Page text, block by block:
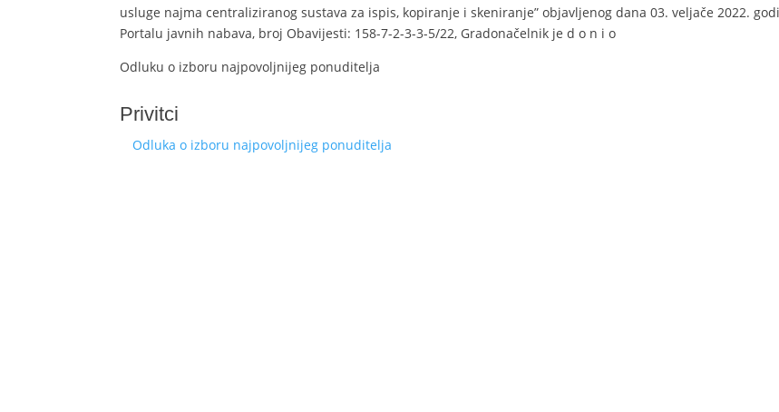
usluge najma centraliziranog sustava za ispis, kopiranje i skeniranje” objavljenog dana 03. veljače 2022.
Portalu javnih nabava, broj Obavijesti: 158-7-2-3-3-5/22, Gradonačelnik je d o n i o
Odluku o izboru najpovoljnijeg ponuditelja
Privitci
Odluka o izboru najpovoljnijeg ponuditelja